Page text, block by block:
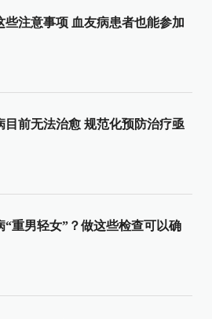
些注意事项 血友病患者也能参加
目前无法治愈 规范化预防治疗亟
“重男轻女”？做这些检查可以确